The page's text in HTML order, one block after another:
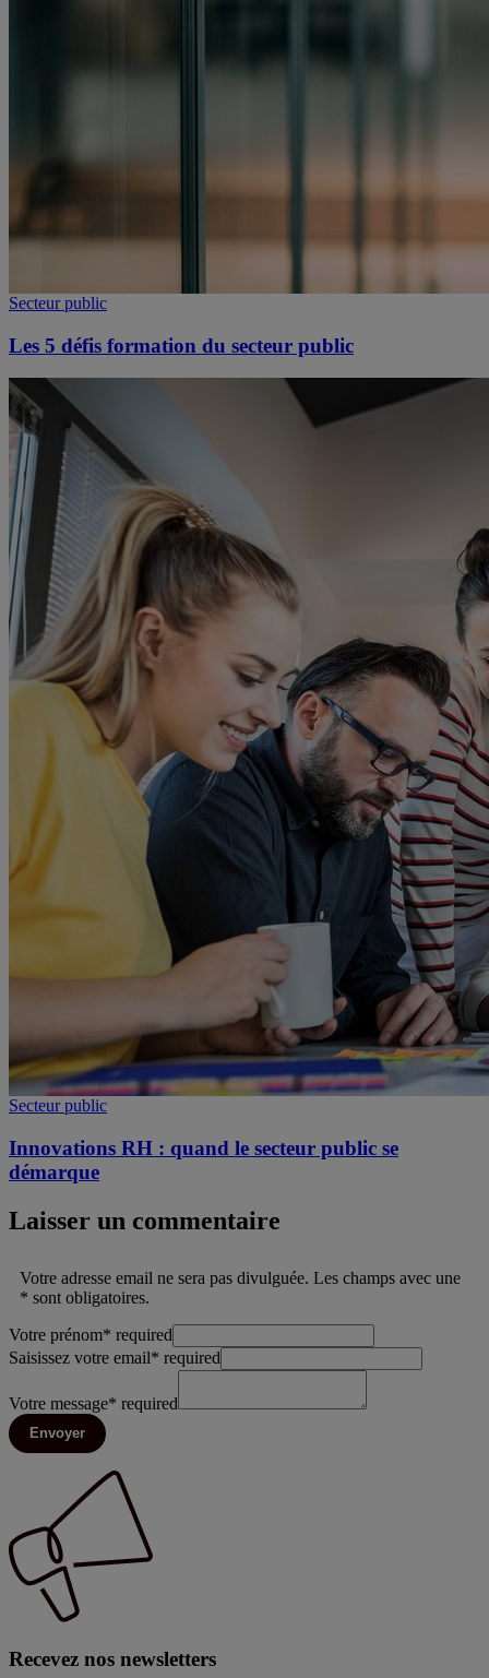
Secteur public
Les 5 défis formation du secteur public
Secteur public
Innovations RH : quand le secteur public se
démarque
Laisser un commentaire
Votre adresse email ne sera pas divulguée. Les champs avec une
* sont obligatoires.
Votre prénom* required
Saisissez votre email* required
Votre message* required
Envoyer
Recevez nos newsletters